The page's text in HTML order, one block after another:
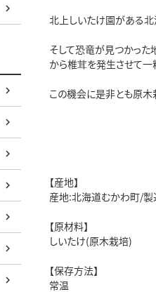
北上しいたけ園がある北
そして恐竜が見つかっ
から椎茸を発生させて一
この機会に是非とも原木
【産地】
産地:北海道むかわ町/
【原材料】
しいたけ(原木栽培)
【保存方法】
常温